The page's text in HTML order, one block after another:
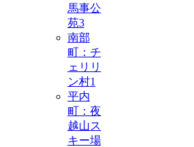
馬事公
苑3
南部
町：チ
ェリリ
ン村1
平内
町：夜
越山ス
キー場